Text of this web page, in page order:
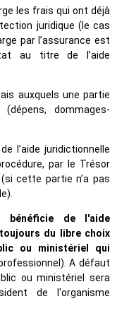
les frais qui ont déjà
juridique (le cas
par l’assurance est
au titre de l’aide
auxquels une partie
dommages-
l’aide juridictionnelle
par le Trésor
cette partie n’a pas
de l'aide
du libre choix
ou ministériel qui
A défaut
ou ministériel sera
de l'organisme